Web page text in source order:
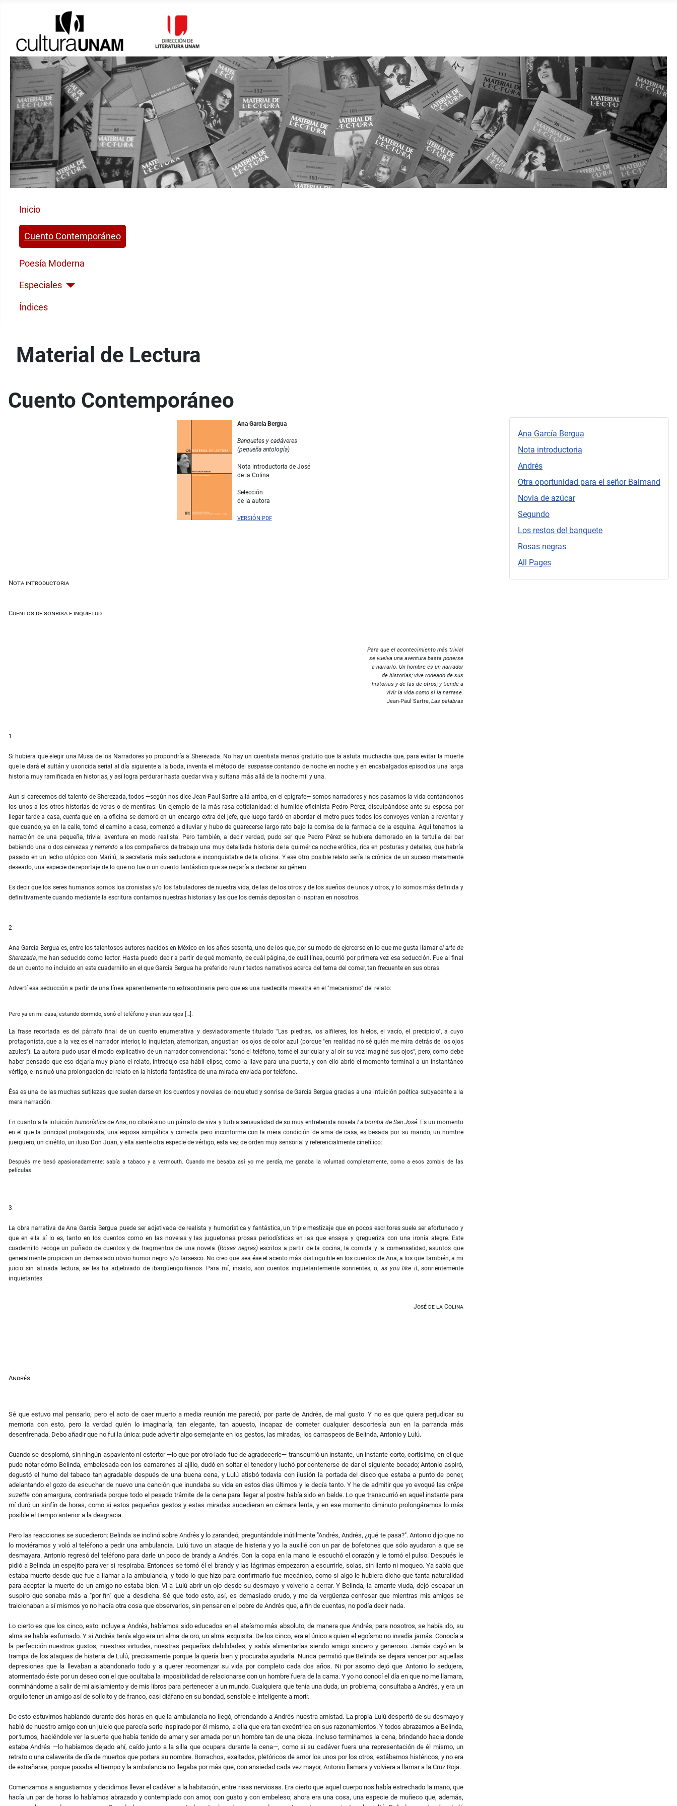
Inicio
Cuento Contemporáneo
Poesía Moderna
Especiales
Índices
Material de Lectura
Cuento Contemporáneo
Ana García Bergua
Nota introductoria
Andrés
Otra oportunidad para el señor Balmand
Novia de azúcar
Segundo
Los restos del banquete
Rosas negras
All Pages
Ana García Bergua
Banquetes y cadáveres
(pequeña antología)
Nota introductoria de José
de la Colina
Selección
de la autora
VERSIÓN PDF
Nota introductoria
Cuentos de sonrisa e inquietud
Para que el acontecimiento más trivial
se vuelva una aventura basta ponerse
a narrarlo. Un hombre es un narrador
de historias; vive rodeado de sus
historias y de las de otros; y tiende a
vivir la vida como si la narrase.
Jean-Paul Sartre, Las palabras
1
Si hubiera que elegir una Musa de los Narradores yo propondría a Sherezada. No hay un cuentista menos gratuito que la astuta muchacha que, para evitar la muerte
que le dará el sultán y uxoricida serial al día siguiente a la boda, inventa el método del suspensecontando de noche en noche y en encabalgados episodios una larga
historia muy ramiﬁcada en historias, y así logra perdurar hasta quedar viva y sultana más allá de la noche mil y una.
Aun si carecemos del talento de Sherezada, todos —según nos dice Jean-Paul Sartre allá arriba, en el epígrafe— somos narradores y nos pasamos la vida contándonos
los unos a los otros historias de veras o de mentiras. Un ejemplo de la más rasa cotidianidad: el humilde oﬁcinista Pedro Pérez, disculpándose ante su esposa por
llegar tarde a casa, cuentaque en la oﬁcina se demoró en un encargo extra del jefe, que luego tardó en abordar el metro pues todos los convoyes venían a reventar y
que cuando, ya en la calle, tomó el camino a casa, comenzó a diluviar y hubo de guarecerse largo rato bajo la cornisa de la farmacia de la esquina. Aquí tenemos la
narración de una pequeña, trivial aventura en modo realista. Pero también, a decir verdad, pudo ser que Pedro Pérez se hubiera demorado en la tertulia del bar
bebiendo una o dos cervezas ynarrando a los compañeros de trabajo una muy detallada historia de la quimérica noche erótica, rica en posturas y detalles, que habría
pasado en un lecho utópico con Marilú, la secretaria más seductora e inconquistable de la oﬁcina. Y ese otro posible relato sería la crónica de un suceso meramente
deseado, una especie de reportaje de lo que no fue o un cuento fantástico que se negaría a declarar su género.
Es decir que los seres humanos somos los cronistas y/o los fabuladores de nuestra vida, de las de los otros y de los sueños de unos y otros, y lo somos más deﬁnida y
deﬁnitivamente cuando mediante la escritura contamos nuestras historias y las que los demás depositan o inspiran en nosotros.
2
Ana García Bergua es, entre los talentosos autores nacidos en México en los años sesenta, uno de los que, por su modo de ejercerse en lo que me gusta llamar el arte de
Sherezada, me han seducido como lector. Hasta puedo decir a partir de qué momento, de cuál página, de cuál línea, ocurrió por primera vez esa seducción. Fue al ﬁnal
de un cuento no incluido en este cuadernillo en el que García Bergua ha preferido reunir textos narrativos acerca del tema del comer, tan frecuente en sus obras.
Advertí esa seducción a partir de una línea aparentemente no extraordinaria pero que es una ruedecilla maestra en el "mecanismo" del relato:
Pero ya en mi casa, estando dormido, sonó el teléfono y eran sus ojos […].
La frase recortada es del párrafo ﬁnal de un cuento enumerativa y desviadoramente titulado "Las piedras, los alﬁleres, los hielos, el vacío, el precipicio", a cuyo
protagonista, que a la vez es el narrador interior, lo inquietan, atemorizan, angustian los ojos de color azul (porque "en realidad no sé quién me mira detrás de los ojos
azules"). La autora pudo usar el modo explicativo de un narrador convencional: "sonó el teléfono, tomé el auricular y al oír su voz imaginé sus ojos", pero, como debe
haber pensado que eso dejaría muy plano el relato, introdujo esa hábil elipse, como la llave para una puerta, y con ello abrió el momento terminal a un instantáneo
vértigo, e insinuó una prolongación del relato en la historia fantástica de una mirada enviada por teléfono.
Ésa es una de las muchas sutilezas que suelen darse en los cuentos y novelas de inquietud y sonrisa de García Bergua gracias a una intuición poética subyacente a la
mera narración.
En cuanto a la intuición humorística de Ana, no citaré sino un párrafo de viva y turbia sensualidad de su muy entretenida novelaLa bomba de San José. Es un momento
en el que la principal protagonista, una esposa simpática y correcta pero inconforme con la mera condición de ama de casa, es besada por su marido, un hombre
juerguero, un cinéﬁlo, un iluso Don Juan, y ella siente otra especie de vértigo, esta vez de orden muy sensorial y referencialmente cinefílico:
Después me besó apasionadamente: sabía a tabaco y a vermouth. Cuando me besaba así yo me perdía, me ganaba la voluntad completamente, como a esos zombis de las
películas.
3
La obra narrativa de Ana García Bergua puede ser adjetivada de realista y humorística y fantástica, un triple mestizaje que en pocos escritores suele ser afortunado y
que en ella sí lo es, tanto en los cuentos como en las novelas y las juguetonas prosas periodísticas en las que ensaya y gregueriza con una ironía alegre. Este
cuadernillo recoge un puñado de cuentos y de fragmentos de una novela (Rosas negras)escritos a partir de la cocina, la comida y la comensalidad, asuntos que
generalmente propician un demasiado obvio humor negro y/o farsesco. No creo que sea ése el acento más distinguible en los cuentos de Ana, a los que también, a mi
juicio sin atinada lectura, se les ha adjetivado de ibargüengoitianos. Para mí, insisto, son cuentos inquietantemente sonrientes, o, as you like it, sonrientemente
inquietantes.
José de la Colina
Andrés
Sé que estuvo mal pensarlo, pero el acto de caer muerto a media reunión me pareció, por parte de Andrés, de mal gusto. Y no es que quiera perjudicar su
memoria con esto, pero la verdad quién lo imaginaría, tan elegante, tan apuesto, incapaz de cometer cualquier descortesía aun en la parranda más
desenfrenada. Debo añadir que no fui la única: pude advertir algo semejante en los gestos, las miradas, los carraspeos de Belinda, Antonio y Lulú.
Cuando se desplomó, sin ningún aspaviento ni estertor —lo que por otro lado fue de agradecerle— transcurrió un instante, un instante corto, cortísimo, en el que
pude notar cómo Belinda, embelesada con los camarones al ajillo, dudó en soltar el tenedor y luchó por contenerse de dar el siguiente bocado; Antonio aspiró,
degustó el humo del tabaco tan agradable después de una buena cena, y Lulú atisbó todavía con ilusión la portada del disco que estaba a punto de poner,
adelantando el gozo de escuchar de nuevo una canción que inundaba su vida en estos días últimos y le decía tanto. Y he de admitir que yo evoqué las crêpe
suzette con amargura, contrariada porque todo el pesado trámite de la cena para llegar al postre había sido en balde. Lo que transcurrió en aquel instante para
mí duró un sinfín de horas, como si estos pequeños gestos y estas miradas sucedieran en cámara lenta, y en ese momento diminuto prolongáramos lo más
posible el tiempo anterior a la desgracia.
Pero las reacciones se sucedieron: Belinda se inclinó sobre Andrés y lo zarandeó, preguntándole inútilmente "Andrés, Andrés, ¿qué te pasa?". Antonio dijo que no
lo moviéramos y voló al teléfono a pedir una ambulancia. Lulú tuvo un ataque de histeria y yo la auxilié con un par de bofetones que sólo ayudaron a que se
desmayara. Antonio regresó del teléfono para darle un poco de brandy a Andrés. Con la copa en la mano le escuchó el corazón y le tomó el pulso. Después le
pidió a Belinda un espejito para ver si respiraba. Entonces se tomó él el brandy y las lágrimas empezaron a escurrirle, solas, sin llanto ni moqueo. Ya sabía que
estaba muerto desde que fue a llamar a la ambulancia, y todo lo que hizo para conﬁrmarlo fue mecánico, como si algo le hubiera dicho que tanta naturalidad
para aceptar la muerte de un amigo no estaba bien. Vi a Lulú abrir un ojo desde su desmayo y volverlo a cerrar. Y Belinda, la amante viuda, dejó escapar un
suspiro que sonaba más a "por ﬁn" que a desdicha. Sé que todo esto, así, es demasiado crudo, y me da vergüenza confesar que mientras mis amigos se
traicionaban a sí mismos yo no hacía otra cosa que observarlos, sin pensar en el pobre de Andrés que, a ﬁn de cuentas, no podía decir nada.
Lo cierto es que los cinco, esto incluye a Andrés, habíamos sido educados en el ateísmo más absoluto, de manera que Andrés, para nosotros, se había ido, su
alma se había esfumado. Y si Andrés tenía algo era un alma de oro, un alma exquisita. De los cinco, era el único a quien el egoísmo no invadía jamás. Conocía a
la perfección nuestros gustos, nuestras virtudes, nuestras pequeñas debilidades, y sabía alimentarlas siendo amigo sincero y generoso. Jamás cayó en la
trampa de los ataques de histeria de Lulú, precisamente porque la quería bien y procuraba ayudarla. Nunca permitió que Belinda se dejara vencer por aquellas
depresiones que la llevaban a abandonarlo todo y a querer recomenzar su vida por completo cada dos años. Ni por asomo dejó que Antonio lo sedujera,
atormentado éste por un deseo con el que ocultaba la imposibilidad de relacionarse con un hombre fuera de la cama. Y yo no conocí el día en que no me llamara,
conminándome a salir de mi aislamiento y de mis libros para pertenecer a un mundo. Cualquiera que tenía una duda, un problema, consultaba a Andrés, y era un
orgullo tener un amigo así de solícito y de franco, casi diáfano en su bondad, sensible e inteligente a morir.
De esto estuvimos hablando durante dos horas en que la ambulancia no llegó, ofrendando a Andrés nuestra amistad. La propia Lulú despertó de su desmayo y
habló de nuestro amigo con un juicio que parecía serle inspirado por él mismo, a ella que era tan excéntrica en sus razonamientos. Y todos abrazamos a Belinda,
por turnos, haciéndole ver la suerte que había tenido de amar y ser amada por un hombre tan de una pieza. Incluso terminamos la cena, brindando hacia donde
estaba Andrés —lo habíamos dejado ahí, caído junto a la silla que ocupara durante la cena—, como si su cadáver fuera una representación de él mismo, un
retrato o una calaverita de día de muertos que portara su nombre. Borrachos, exaltados, pletóricos de amor los unos por los otros, estábamos histéricos, y no era
de extrañarse, porque pasaba el tiempo y la ambulancia no llegaba por más que, con ansiedad cada vez mayor, Antonio llamara y volviera a llamar a la Cruz Roja.
Comenzamos a angustiarnos y decidimos llevar el cadáver a la habitación, entre risas nerviosas. Era cierto que aquel cuerpo nos había estrechado la mano, que
hacía un par de horas lo habíamos abrazado y contemplado con amor, con gusto y con embeleso; ahora era una cosa, una especie de muñeco que, además,